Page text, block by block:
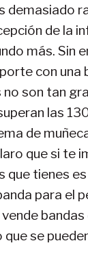
demasiado
de la
más. Sin
con una
son tan
las
de
que si te
que tienes
para el
se